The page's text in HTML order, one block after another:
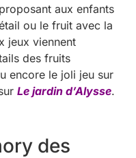
aux enfants
ou le fruit avec la
jeux viennent
des fruits
encore le joli jeu sur
Le jardin d’Alysse.
des